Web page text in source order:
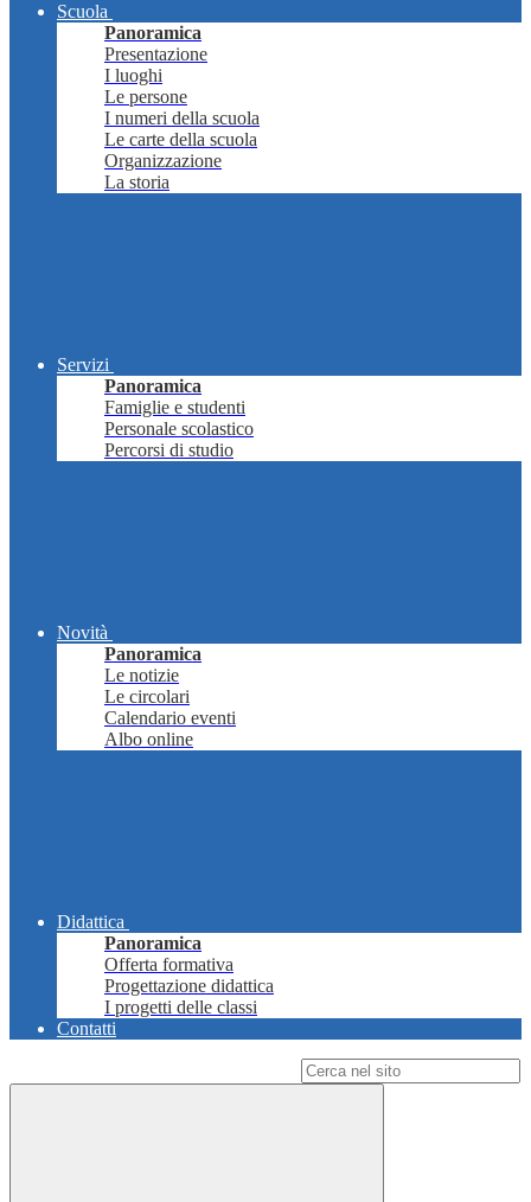
Scuola
Panoramica
Presentazione
I luoghi
Le persone
I numeri della scuola
Le carte della scuola
Organizzazione
La storia
Servizi
Panoramica
Famiglie e studenti
Personale scolastico
Percorsi di studio
Novità
Panoramica
Le notizie
Le circolari
Calendario eventi
Albo online
Didattica
Panoramica
Offerta formativa
Progettazione didattica
I progetti delle classi
Contatti